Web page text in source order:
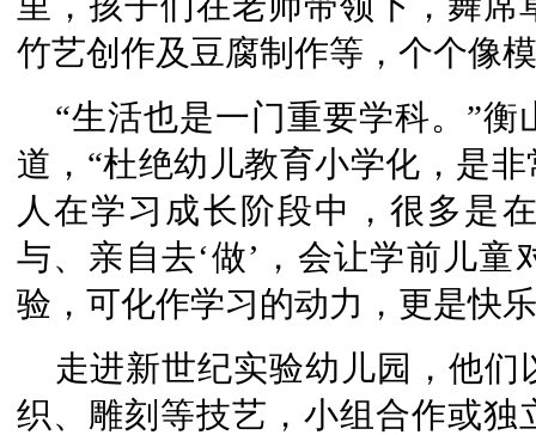
竹艺创作及豆腐制作等，个个像
“生活也是一门重要学科。”
道，“杜绝幼儿教育小学化，是
人在学习成长阶段中，很多是
与、亲自去‘做’，会让学前儿
验，可化作学习的动力，更是快
走进新世纪实验幼儿园，他
织、雕刻等技艺，小组合作或